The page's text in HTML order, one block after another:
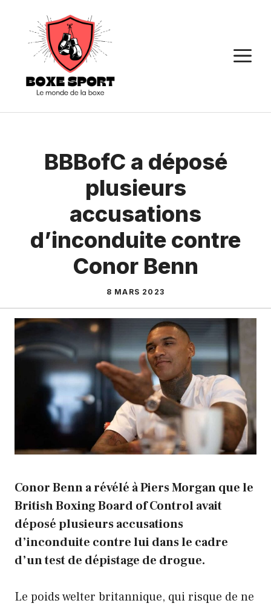
contenu
BBBofC a déposé
plusieurs
accusations
d’inconduite contre
Conor Benn
8 MARS 2023
Conor Benn a révélé à Piers Morgan que le
British Boxing Board of Control avait
déposé plusieurs accusations
d’inconduite contre lui dans le cadre
d’un test de dépistage de drogue.
Le poids welter britannique, qui risque de ne